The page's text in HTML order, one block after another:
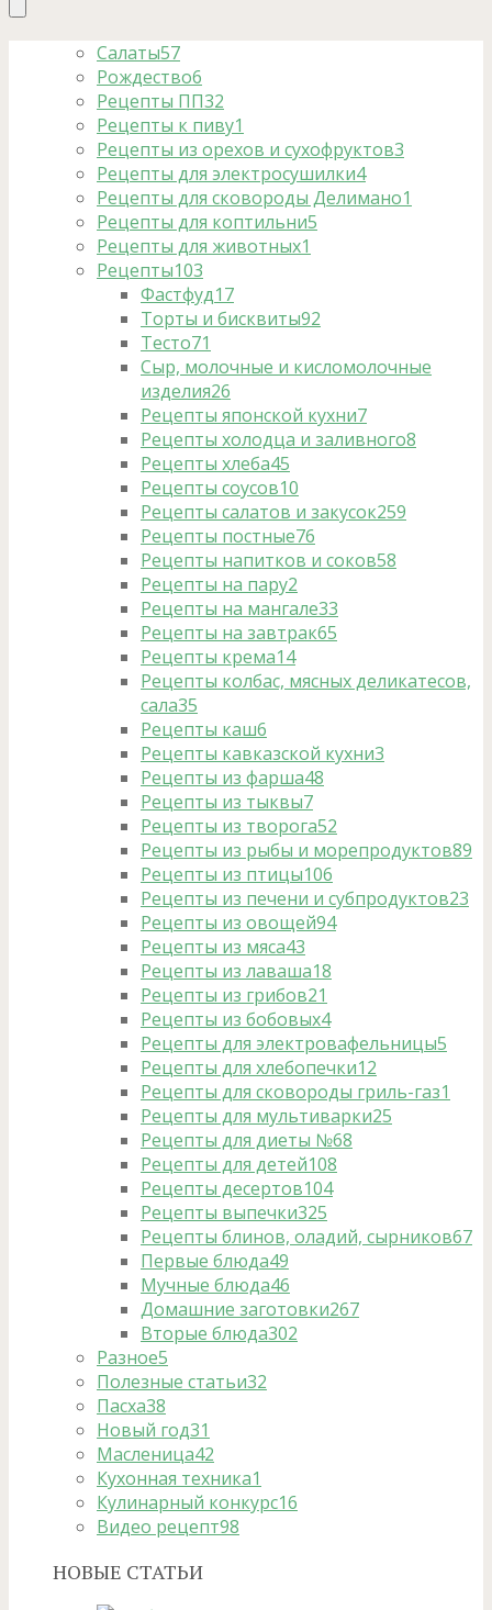
Салаты57
Рождество6
Рецепты ПП32
Рецепты к пиву1
Рецепты из орехов и сухофруктов3
Рецепты для электросушилки4
Рецепты для сковороды Делимано1
Рецепты для коптильни5
Рецепты для животных1
Рецепты103
Фастфуд17
Торты и бисквиты92
Тесто71
Сыр, молочные и кисломолочные
изделия26
Рецепты японской кухни7
Рецепты холодца и заливного8
Рецепты хлеба45
Рецепты соусов10
Рецепты салатов и закусок259
Рецепты постные76
Рецепты напитков и соков58
Рецепты на пару2
Рецепты на мангале33
Рецепты на завтрак65
Рецепты крема14
Рецепты колбас, мясных деликатесов,
сала35
Рецепты каш6
Рецепты кавказской кухни3
Рецепты из фарша48
Рецепты из тыквы7
Рецепты из творога52
Рецепты из рыбы и морепродуктов89
Рецепты из птицы106
Рецепты из печени и субпродуктов23
Рецепты из овощей94
Рецепты из мяса43
Рецепты из лаваша18
Рецепты из грибов21
Рецепты из бобовых4
Рецепты для электровафельницы5
Рецепты для хлебопечки12
Рецепты для сковороды гриль-газ1
Рецепты для мультиварки25
Рецепты для диеты №68
Рецепты для детей108
Рецепты десертов104
Рецепты выпечки325
Рецепты блинов, оладий, сырников67
Первые блюда49
Мучные блюда46
Домашние заготовки267
Вторые блюда302
Разное5
Полезные статьи32
Пасха38
Новый год31
Масленица42
Кухонная техника1
Кулинарный конкурс16
Видео рецепт98
НОВЫЕ СТАТЬИ